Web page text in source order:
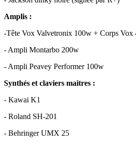
Amplis :
-Tête Vox Valvetronix 100w + Corps Vox
- Ampli Montarbo 200w
- Ampli Peavey Performer 100w
Synthés et claviers maitres :
- Kawai K1
- Roland SH-201
- Behringer UMX 25